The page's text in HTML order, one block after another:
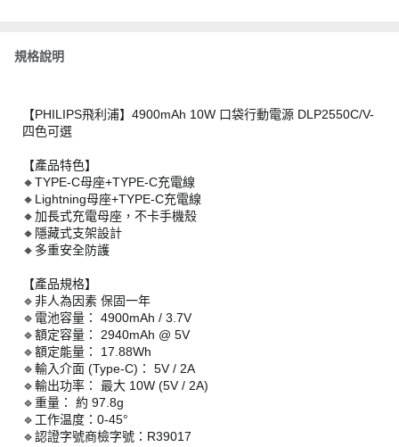
規格說明
【PHILIPS飛利浦】4900mAh 10W 口袋行動電源 DLP2550C/V-
四色可選
【產品特色】
🔸TYPE-C母座+TYPE-C充電線
🔸Lightning母座+TYPE-C充電線
🔸加長式充電母座，不卡手機殼
🔸隱藏式支架設計
🔸多重安全防護
【產品規格】
🔹非人為因素 保固一年
🔹電池容量： 4900mAh / 3.7V
🔹額定容量： 2940mAh @ 5V
🔹額定能量： 17.88Wh
🔹輸入介面 (Type-C)： 5V / 2A
🔹輸出功率： 最大 10W (5V / 2A)
🔹重量： 約 97.8g
🔹工作温度：0-45°
🔹認證字號商檢字號：R39017